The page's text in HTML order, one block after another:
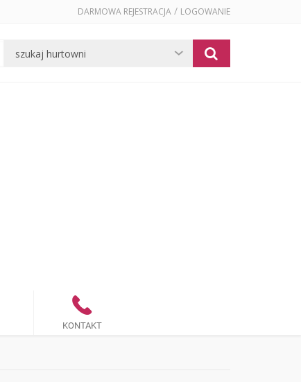
DARMOWA REJESTRACJA / LOGOWANIE
KONTAKT